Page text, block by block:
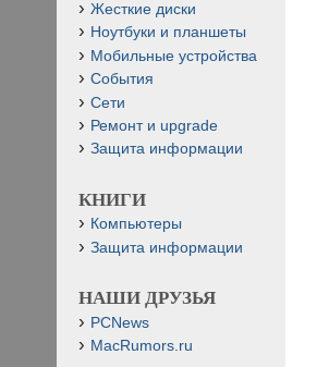
Жесткие диски
Ноутбуки и планшеты
Мобильные устройства
События
Сети
Ремонт и upgrade
Защита информации
КНИГИ
Компьютеры
Защита информации
НАШИ ДРУЗЬЯ
PCNews
MacRumors.ru